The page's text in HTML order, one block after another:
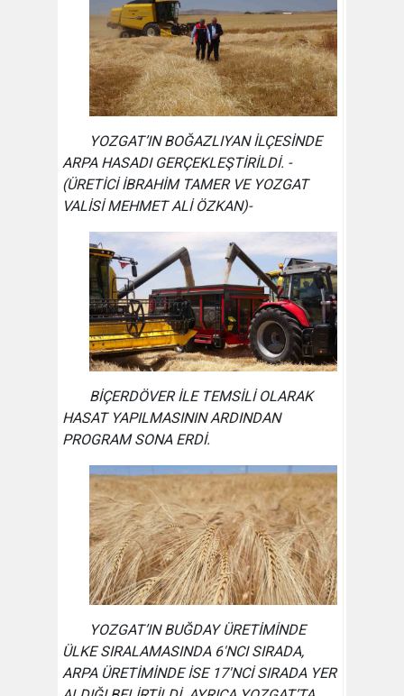
YOZGAT’IN BOĞAZLIYAN İLÇESİNDE
ARPA HASADI GERÇEKLEŞTİRİLDİ. -
(ÜRETİCİ İBRAHİM TAMER VE YOZGAT
VALİSİ MEHMET ALİ ÖZKAN)-
BİÇERDÖVER İLE TEMSİLİ OLARAK
HASAT YAPILMASININ ARDINDAN
PROGRAM SONA ERDİ.
YOZGAT’IN BUĞDAY ÜRETİMİNDE
ÜLKE SIRALAMASINDA 6'NCI SIRADA,
ARPA ÜRETİMİNDE İSE 17'NCİ SIRADA YER